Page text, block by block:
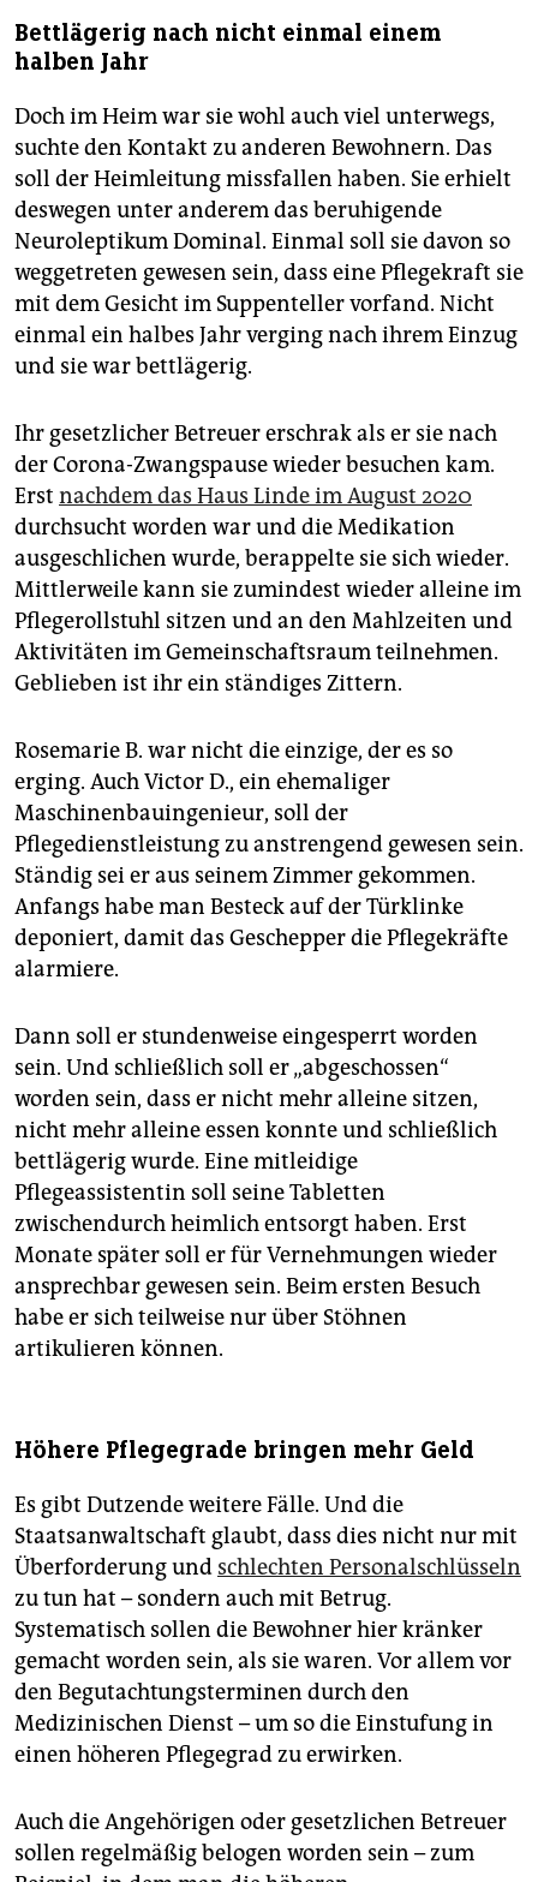
Bettlägerig nach nicht einmal einem
halben Jahr
Doch im Heim war sie wohl auch viel unterwegs,
suchte den Kontakt zu anderen Bewohnern. Das
soll der Heimleitung missfallen haben. Sie erhielt
deswegen unter anderem das beruhigende
Neuroleptikum Dominal. Einmal soll sie davon so
weggetreten gewesen sein, dass eine Pflegekraft sie
mit dem Gesicht im Suppenteller vorfand. Nicht
einmal ein halbes Jahr verging nach ihrem Einzug
und sie war bettlägerig.
Ihr gesetzlicher Betreuer erschrak als er sie nach
der Corona-Zwangspause wieder besuchen kam.
Erst nachdem das Haus Linde im August 2020
durchsucht worden war und die Medikation
ausgeschlichen wurde, berappelte sie sich wieder.
Mittlerweile kann sie zumindest wieder alleine im
Pflegerollstuhl sitzen und an den Mahlzeiten und
Aktivitäten im Gemeinschaftsraum teilnehmen.
Geblieben ist ihr ein ständiges Zittern.
Rosemarie B. war nicht die einzige, der es so
erging. Auch Victor D., ein ehemaliger
Maschinenbauingenieur, soll der
Pflegedienstleistung zu anstrengend gewesen sein.
Ständig sei er aus seinem Zimmer gekommen.
Anfangs habe man Besteck auf der Türklinke
deponiert, damit das Geschepper die Pflegekräfte
alarmiere.
Dann soll er stundenweise eingesperrt worden
sein. Und schließlich soll er „abgeschossen“
worden sein, dass er nicht mehr alleine sitzen,
nicht mehr alleine essen konnte und schließlich
bettlägerig wurde. Eine mitleidige
Pflegeassistentin soll seine Tabletten
zwischendurch heimlich entsorgt haben. Erst
Monate später soll er für Vernehmungen wieder
ansprechbar gewesen sein. Beim ersten Besuch
habe er sich teilweise nur über Stöhnen
artikulieren können.
Höhere Pflegegrade bringen mehr Geld
Es gibt Dutzende weitere Fälle. Und die
Staatsanwaltschaft glaubt, dass dies nicht nur mit
Überforderung und schlechten Personalschlüsseln
zu tun hat – sondern auch mit Betrug.
Systematisch sollen die Bewohner hier kränker
gemacht worden sein, als sie waren. Vor allem vor
den Begutachtungsterminen durch den
Medizinischen Dienst – um so die Einstufung in
einen höheren Pflegegrad zu erwirken.
Auch die Angehörigen oder gesetzlichen Betreuer
sollen regelmäßig belogen worden sein – zum